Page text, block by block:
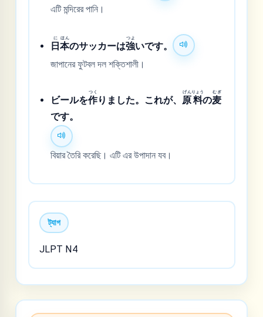
এটি মন্দিরের পানি।
日
に
本
ほん
のサッカーは強
つよ
いです。
জাপানের ফুটবল দল শক্তিশালী।
ビールを作
つく
りました。これが、 原
げん
料
りょう
の麦
むぎ
です。
বিয়ার তৈরি করেছি। এটি এর উপাদান যব।
ট্যাগ
JLPT N4